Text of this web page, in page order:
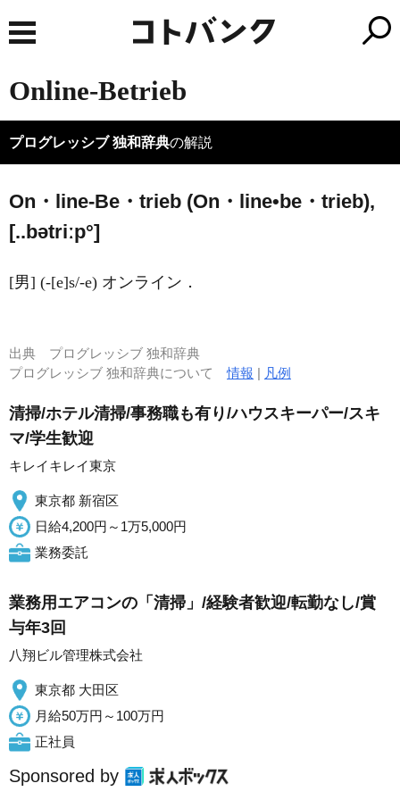
Online-Betrieb
プログレッシブ 独和辞典の解説
On・line-Be・trieb (On・line•be・trieb),
[..bətriːp°]
[男] (-[e]s/-e) オンライン．
出典 プログレッシブ 独和辞典
プログレッシブ 独和辞典について情報 | 凡例
清掃/ホテル清掃/事務職も有り/ハウスキーパー/スキ
マ/学生歓迎
キレイキレイ東京
東京都 新宿区
日給4,200円～1万5,000円
業務委託
業務用エアコンの「清掃」/経験者歓迎/転勤なし/賞
与年3回
八翔ビル管理株式会社
東京都 大田区
月給50万円～100万円
正社員
Sponsored by